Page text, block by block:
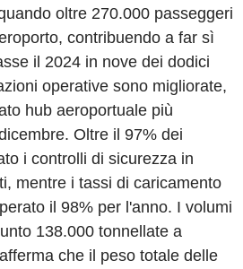
oltre 270.000 passeggeri
contribuendo a far sì
il 2024 in nove dei dodici
operative sono migliorate,
hub aeroportuale più
Oltre il 97% dei
i controlli di sicurezza in
mentre i tassi di caricamento
il 98% per l'anno. I volumi
138.000 tonnellate a
che il peso totale delle